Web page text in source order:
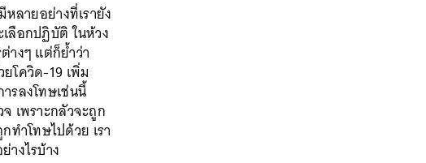
หลายอย่างที่เรายัง
ลือกปฏิบัติ ในห้วง
างๆ แต่ก็ย้ำว่า
โควิด-19 เพิ่ม
รลงโทษเช่นนี้
เพราะกลัวจะถูก
ำโทษไปด้วย เรา
งไรบ้าง
ค้นหา